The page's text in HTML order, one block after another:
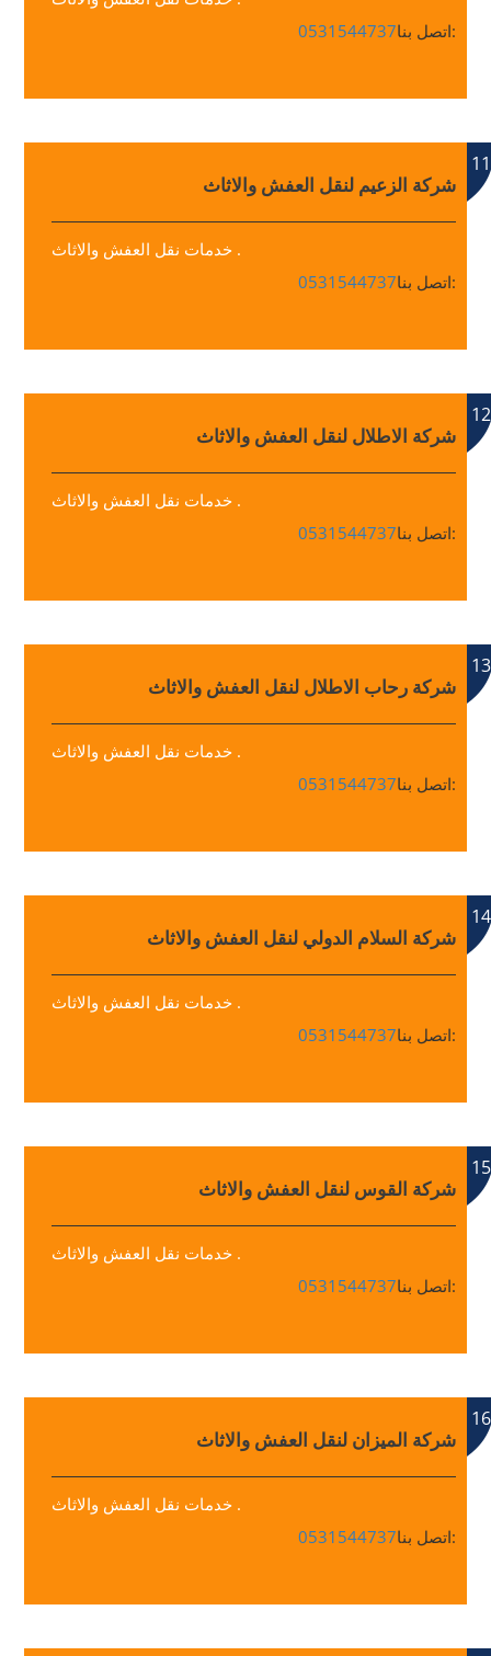
0531544737
اتصل بنا:
11
شركة الزعيم لنقل العفش والاثاث
خدمات نقل العفش والاثاث .
0531544737
اتصل بنا:
12
شركة الاطلال لنقل العفش والاثاث
خدمات نقل العفش والاثاث .
0531544737
اتصل بنا:
13
شركة رحاب الاطلال لنقل العفش والاثاث
خدمات نقل العفش والاثاث .
0531544737
اتصل بنا:
14
شركة السلام الدولي لنقل العفش والاثاث
خدمات نقل العفش والاثاث .
0531544737
اتصل بنا:
15
شركة القوس لنقل العفش والاثاث
خدمات نقل العفش والاثاث .
0531544737
اتصل بنا:
16
شركة الميزان لنقل العفش والاثاث
خدمات نقل العفش والاثاث .
0531544737
اتصل بنا: